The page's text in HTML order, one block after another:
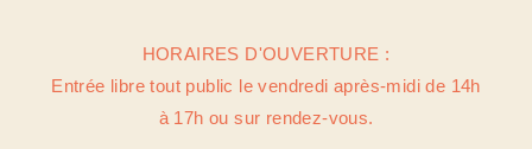
HORAIRES D'OUVERTURE :
Entrée libre tout public le vendredi après-midi de 14h
à 17h ou sur rendez-vous.